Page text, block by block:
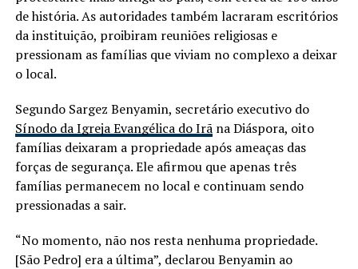
de história. As autoridades também lacraram escritórios
da instituição, proibiram reuniões religiosas e
pressionam as famílias que viviam no complexo a deixar
o local.
Segundo Sargez Benyamin, secretário executivo do
Sínodo da Igreja Evangélica do Irãna Diáspora, oito
famílias deixaram a propriedade após ameaças das
forças de segurança. Ele afirmou que apenas três
famílias permanecem no local e continuam sendo
pressionadas a sair.
“No momento, não nos resta nenhuma propriedade.
[São Pedro] era a última”, declarou Benyamin ao